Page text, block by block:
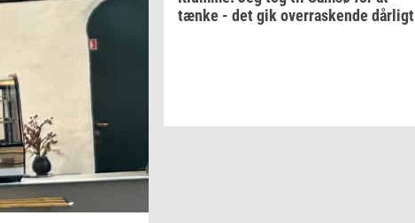
tænke - det gik overraskende dårligt